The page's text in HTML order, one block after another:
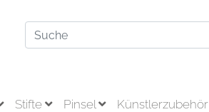
Stifte Pinsel Künstlerzubehör